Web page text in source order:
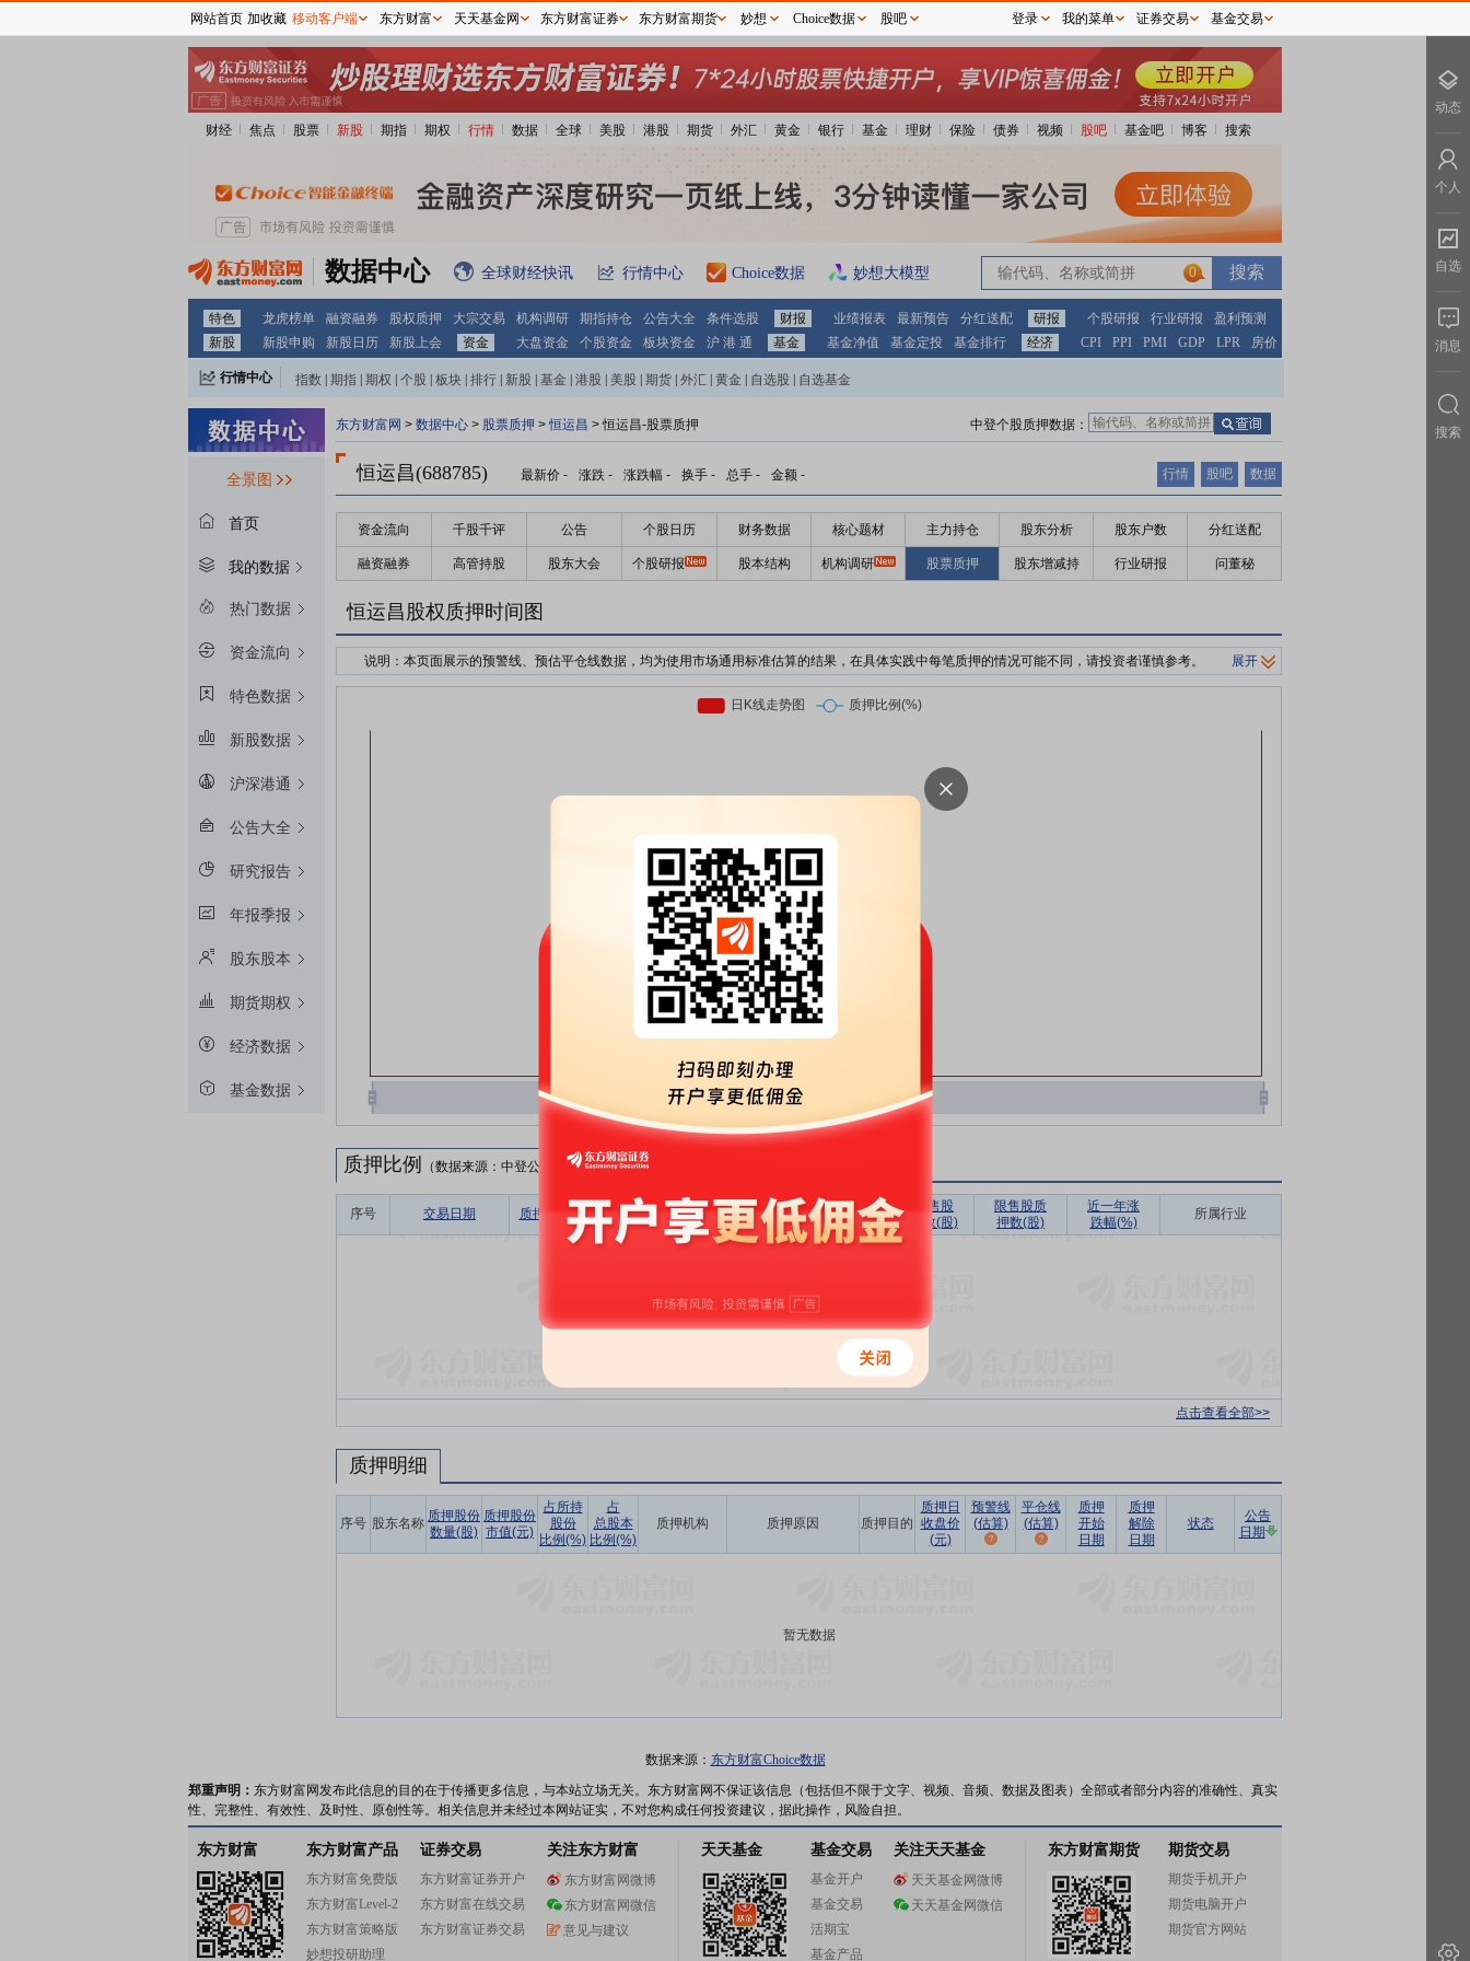
财经 焦点 股票 新股 期指 期权 行情 数据 全球 美股 港股 期货 外汇 黄金 银行 基金 理财 保险 债券 视频 股吧 基金吧 博客 搜索
数据中心 全球财经快讯 行情中心 Choice数据 妙想大模型 0
特色 龙虎榜单 融资融券 股权质押 大宗交易 机构调研 期指持仓 公告大全 条件选股 财报 业绩报表 最新预告 分红送配 研报 个股研报 行业研报
盈利预测
新股
新股申购 新股日历 新股上会 资金 大盘资金 个股资金 板块资金 沪 港 通 基金 基金净值 基金定投 基金排行 经济 CPI PPI PMI GDP LPR 房价
行情中心 指数 期指 期权 个股 板块 排行 新股 基金 港股 美股 期货 外汇 黄金 自选股 自选基金
全景图
首页
我的数据
热门数据
资金流向
特色数据
新股数据
沪深港通
公告大全
研究报告
年报季报
股东股本
期货期权
经济数据
基金数据
东方财富网 > 数据中心 > 股票质押 >恒运昌 > 恒运昌-股票质押 中登个股质押数据：
恒运昌(688785) 最新价 - 涨跌 - 涨跌幅 - 换手 - 总手 - 金额 - 行情 股吧 数据
资金流向 千股千评 公告 个股日历 财务数据 核心题材 主力持仓 股东分析 股东户数 分红送配
融资融券 高管持股 股东大会 个股研报 股本结构 机构调研 股票质押 股东增减持 行业研报 问董秘
恒运昌股权质押时间图
说明：本页面展示的预警线、预估平仓线数据，均为使用市场通用标准估算的结果，在具体实践中每笔质押的情况可能不同，请投资者谨慎参考。
接受股权质押的金融机构为了防止股价下跌对自己的利益造成损失，对质押个股的股价设置预警价格与强制平仓价格。
预警线算法：冻结起始日收盘价前复权*质押率*预警线比例
预警线/平仓线比例：目前市场上通用的标准有两个，分别是160%/140%和150%/130%；此处计算时使用160%/140%标准。
展开
质押比例 （数据来源：中登公司）
序号 交易日期 质押比例(%) 质押股数(股) 质押市值(元) 质押笔数
无限售股
质押数(股)
限售股质
押数(股)
近一年涨
跌幅(%)
所属行业
暂无数据
点击查看全部>>
质押明细
序号 股东名称 质押股份
数量(股)
质押股份
市值(元)
占所持
股份
比例(%)
占
总股本
比例(%)
质押机构 质押原因 质押目的
质押日
收盘价
(元)
预警线
(估算)
平仓线
(估算)
质押
开始
日期
质押
解除
日期
状态
公告
日期
暂无数据
数据来源： 东方财富Choice数据
郑重声明： 东方财富网发布此信息的目的在于传播更多信息，与本站立场无关。东方财富网不保证该信息（包括但不限于文字、视频、音频、数据及图表）全部或者部分内容的准确性、真实
性、完整性、有效性、及时性、原创性等。相关信息并未经过本网站证实，不对您构成任何投资建议，据此操作，风险自担。
东方财富 东方财富产品
东方财富免费版
东方财富Level-2
东方财富策略版
妙想投研助理
证券交易
东方财富证券开户
东方财富在线交易
东方财富证券交易
关注东方财富
东方财富网微博
东方财富网微信
意见与建议
天天基金 基金交易
基金开户
基金交易
活期宝
基金产品
关注天天基金
天天基金网微博
天天基金网微信
东方财富期货 期货交易
期货手机开户
期货电脑开户
期货官方网站
网站首页 加收藏 移动客户端 东方财富 天天基金网 东方财富证券 东方财富期货 妙想 Choice数据 股吧 登录 我的菜单 证券交易 基金交易
动态
个人
自选
消息
搜索